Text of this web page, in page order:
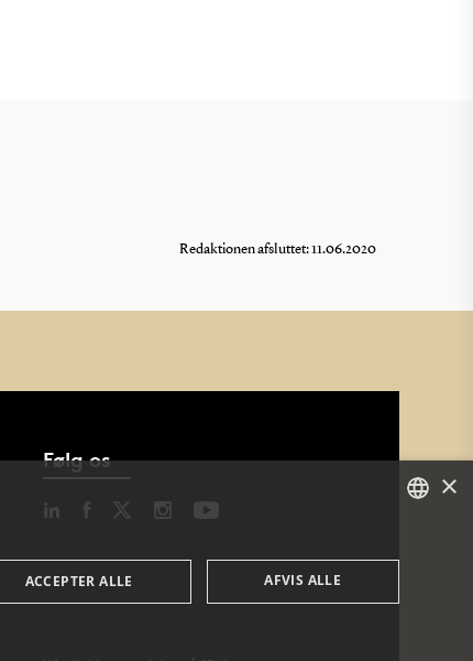
Redaktionen afsluttet: 11.06.2020
Følg os
DANISH
×
ACCEPTER ALLE AFVIS ALLE